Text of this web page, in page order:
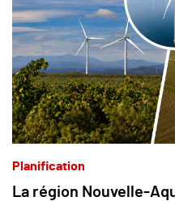
Planification
La région Nouvelle-